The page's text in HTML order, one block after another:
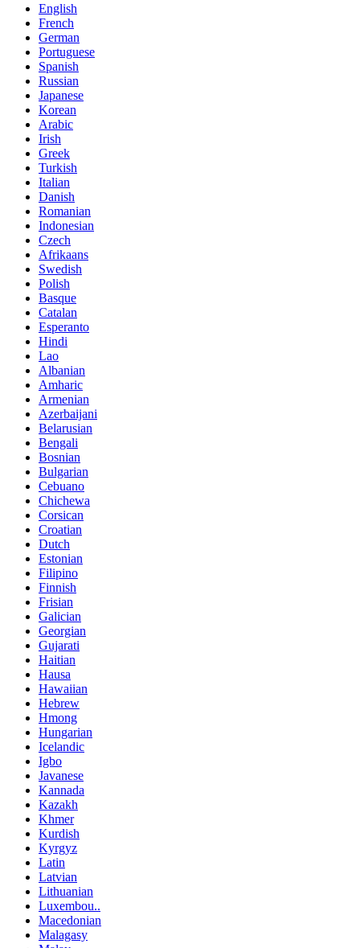
English
French
German
Portuguese
Spanish
Russian
Japanese
Korean
Arabic
Irish
Greek
Turkish
Italian
Danish
Romanian
Indonesian
Czech
Afrikaans
Swedish
Polish
Basque
Catalan
Esperanto
Hindi
Lao
Albanian
Amharic
Armenian
Azerbaijani
Belarusian
Bengali
Bosnian
Bulgarian
Cebuano
Chichewa
Corsican
Croatian
Dutch
Estonian
Filipino
Finnish
Frisian
Galician
Georgian
Gujarati
Haitian
Hausa
Hawaiian
Hebrew
Hmong
Hungarian
Icelandic
Igbo
Javanese
Kannada
Kazakh
Khmer
Kurdish
Kyrgyz
Latin
Latvian
Lithuanian
Luxembou..
Macedonian
Malagasy